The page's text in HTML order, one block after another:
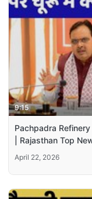
9:15
Pachpadra Refinery
| Rajasthan Top
April 22, 2026